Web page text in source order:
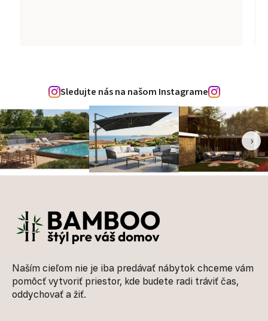
Sledujte nás na našom Instagrame
‹ ›
Naším cieľom nie je iba predávať nábytok chceme vám
pomôcť vytvoriť priestor, kde budete radi tráviť čas,
oddychovať a žiť.